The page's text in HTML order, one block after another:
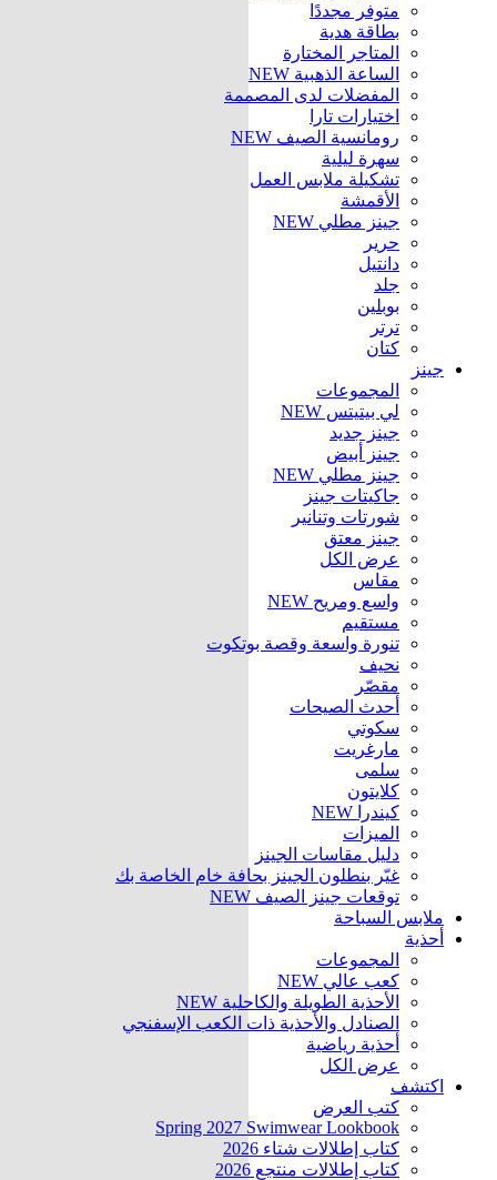
متوفر مجددًا
بطاقة هدية
المتاجر المختارة
الساعة الذهبية NEW
المفضلات لدى المصممة
اختيارات تارا
رومانسية الصيف NEW
سهرة ليلية
تشكيلة ملابس العمل
الأقمشة
جينز مطلي NEW
حرير
دانتيل
جلد
بوبلين
ترتر
كتان
جينز
المجموعات
لي بيتيتس NEW
جينز جديد
جينز أبيض
جينز مطلي NEW
جاكيتات جينز
شورتات وتنانير
جينز معتق
عرض الكل
مقاس
واسع ومريح NEW
مستقيم
تنورة واسعة وقصة بوتكوت
نحيف
مقصّر
أحدث الصيحات
سكوتي
مارغريت
سلمى
كلايتون
كيندرا NEW
الميزات
دليل مقاسات الجينز
غيّر بنطلون الجينز بحافة خام الخاصة بك
توقعات جينز الصيف NEW
ملابس السباحة
أحذية
المجموعات
كعب عالي NEW
الأحذية الطويلة والكاحلية NEW
الصنادل والأحذية ذات الكعب الإسفنجي
أحذية رياضية
عرض الكل
اكتشف
كتب العرض
Spring 2027 Swimwear Lookbook
كتاب إطلالات شتاء 2026
كتاب إطلالات منتجع 2026